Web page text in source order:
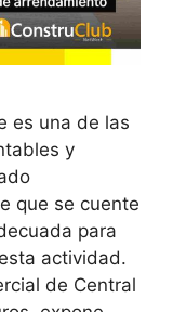
es una de las
y
que se cuente
para
actividad.
de Central